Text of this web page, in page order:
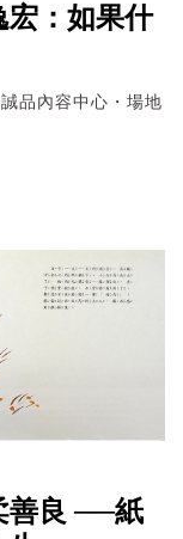
宏：如果什
品內容中心・場地
善良 ──紙